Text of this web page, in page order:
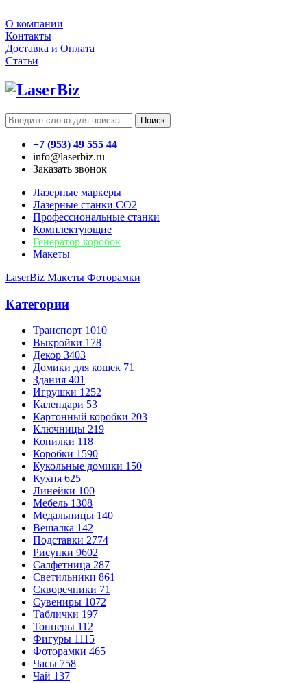
О компании
Контакты
Доставка и Оплата
Статьи
Поиск
+7 (953) 49 555 44
info@laserbiz.ru
Заказать звонок
Лазерные маркеры
Лазерные станки CO2
Профессиональные станки
Комплектующие
Генератор коробок
Макеты
LaserBiz Макеты Фоторамки
Категории
Транспорт 1010
Выкройки 178
Декор 3403
Домики для кошек 71
Здания 401
Игрушки 1252
Календари 53
Картонный коробки 203
Ключницы 219
Копилки 118
Коробки 1590
Кукольные домики 150
Кухня 625
Линейки 100
Мебель 1308
Медальницы 140
Вешалка 142
Подставки 2774
Рисунки 9602
Салфетница 287
Светильники 861
Скворечники 71
Сувениры 1072
Таблички 197
Топперы 112
Фигуры 1115
Фоторамки 465
Часы 758
Чай 137